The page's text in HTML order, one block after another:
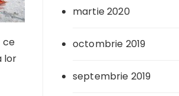
ce
lor
martie 2020
octombrie 2019
septembrie 2019